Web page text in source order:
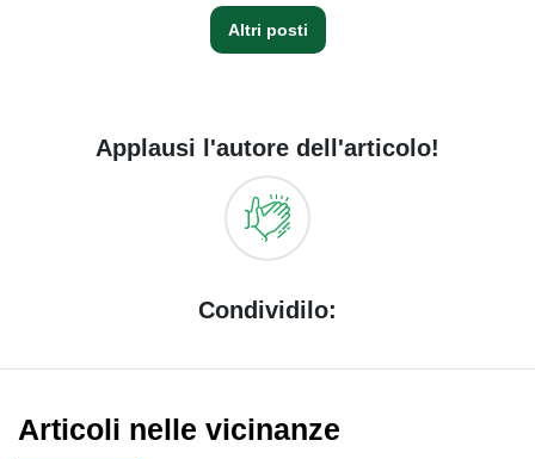
Altri posti
Applausi l'autore dell'articolo!
Condividilo:
Articoli nelle vicinanze